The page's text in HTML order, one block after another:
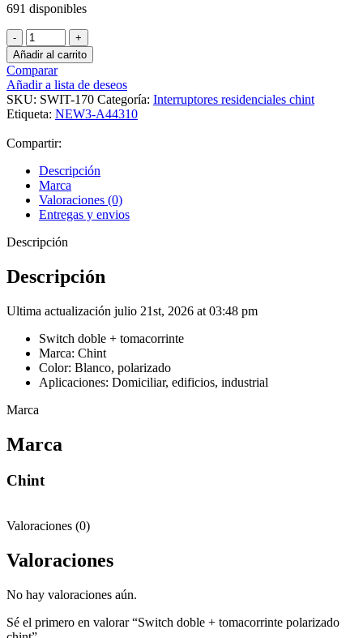
691 disponibles
Switch
doble
+
tomacorrinte
polarizado
chint
cantidad
Añadir al carrito
Comparar
Añadir a lista de deseos
SKU: SWIT-170 Categoría: Interruptores residenciales chint
Etiqueta: NEW3-A44310
Compartir:
Descripción
Marca
Valoraciones (0)
Entregas y envios
Descripción
Descripción
Ultima actualización julio 21st, 2026 at 03:48 pm
Switch doble + tomacorrinte
Marca: Chint
Color: Blanco, polarizado
Aplicaciones: Domiciliar, edificios, industrial
Marca
Marca
Chint
Valoraciones (0)
Valoraciones
No hay valoraciones aún.
Sé el primero en valorar “Switch doble + tomacorrinte polarizado